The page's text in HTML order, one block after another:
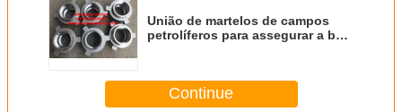
União de martelos de campos
petrolíferos para assegurar a boa
Continue